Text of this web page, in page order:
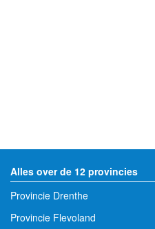
Alles over de 12 provincies
Provincie Drenthe
Provincie Flevoland